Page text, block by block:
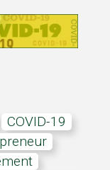
COVID-19